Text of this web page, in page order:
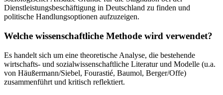
Dienstleistungsbeschäftigung in Deutschland zu finden und
politische Handlungsoptionen aufzuzeigen.
Welche wissenschaftliche Methode wird verwendet?
Es handelt sich um eine theoretische Analyse, die bestehende
wirtschafts- und sozialwissenschaftliche Literatur und Modelle (u.a.
von Häußermann/Siebel, Fourastié, Baumol, Berger/Offe)
zusammenführt und kritisch reflektiert.